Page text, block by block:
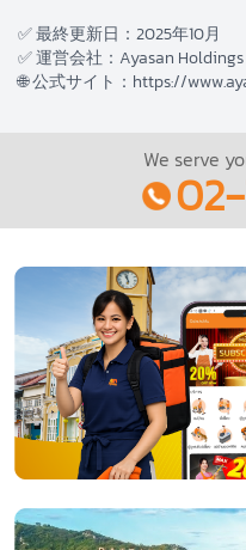
応いたします。契約締
✅ 最終更新日：2025年10月
✅ 運営会社：Ayasan Holdings
🌐 公式サイト：https://
We serve
02-